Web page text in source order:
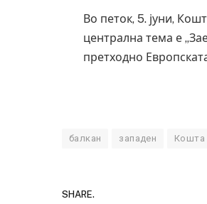
Во петок, 5. јуни,
централна тема е
претходно
балкан западен Кошта
SHARE.